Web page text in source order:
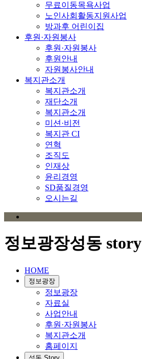
무료이동목욕사업
노인사회활동지원사업
방과후 어린이집
후원·자원봉사
후원·자원봉사
후원안내
자원봉사안내
복지관소개
복지관소개
재단소개
복지관소개
미션·비전
복지관 CI
연혁
조직도
인재상
윤리경영
SD품질경영
오시는길
정보광장성동 story
HOME
정보광장
정보광장
자료실
사업안내
후원·자원봉사
복지관소개
홈페이지